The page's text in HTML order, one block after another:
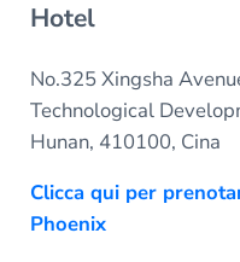
Hotel
No.325 Xingsha
Technological
Hunan, 410100, Cina
Clicca qui per
Phoenix